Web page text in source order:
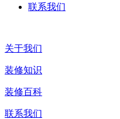
联系我们
关于我们
装修知识
装修百科
联系我们